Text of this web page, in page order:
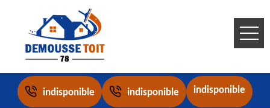
indisponible indisponible indisponible